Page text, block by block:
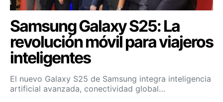
Samsung Galaxy S25: La
revolución móvil para viajeros
inteligentes
El nuevo Galaxy S25 de Samsung integra inteligencia
artificial avanzada, conectividad global…